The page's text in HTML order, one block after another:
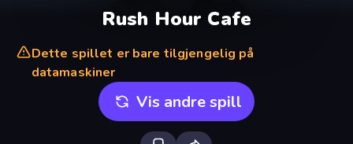
Rush Hour Cafe
Dette spillet er bare tilgjengelig på
datamaskiner
Vis andre spill